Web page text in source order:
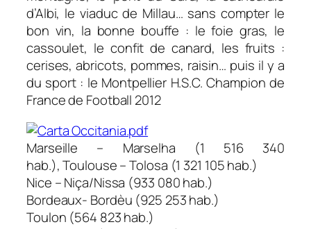
d’Albi, le viaduc de Millau… sans compter le
bon vin, la bonne bouffe : le foie gras, le
cassoulet, le confit de canard, les fruits :
cerises, abricots, pommes, raisin… puis il y a
du sport : le Montpellier H.S.C. Champion de
France de Football 2012
Marseille – Marselha (1 516 340
hab.), Toulouse –Tolosa (1 321 105 hab.)
Nice –Niça/Nissa (933 080 hab.)
Bordeaux- Bordèu (925 253 hab.)
Toulon (564 823 hab.)